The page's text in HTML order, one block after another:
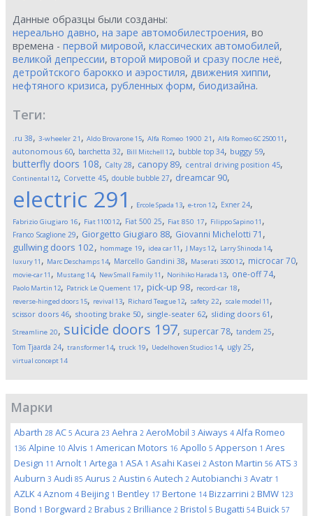
Данные образцы были созданы:
нереально давно, на заре автомобилестроения, во
времена - первой мировой, классических автомобилей,
великой депрессии, второй мировой и сразу после неё,
детройтского барокко и аэростиля, движения хиппи,
нефтяного кризиса, рубленных форм, биодизайна.
Теги:
.ru 38, 3-wheeler 21 , Aldo Brovarone15, Alfa Romeo 1900 21 , Alfa Romeo 6C 250011 ,
autonomous 60, barchetta 32, Bill Mitchell 12, bubble top 34, buggy 59,
butterfly doors 108, Calty 28, canopy 89, central driving position 45,
Continental 12, Corvette 45, double bubble 27, dreamcar 90,
electric 291 , Ercole Spada 13, e-tron 12, Exner 24,
Fabrizio Giugiaro 16, Fiat 110012, Fiat 500 25, Fiat 850 17, Filippo Sapino11 ,
Franco Scaglione 29, Giorgetto Giugiaro 88, Giovanni Michelotti 71 ,
gullwing doors 102, hommage 19, idea car11 , J Mays12, Larry Shinoda 14,
luxury11 , Marc Deschamps14, Marcello Gandini 38, Maserati 350012, microcar70,
movie-car11 , Mustang 14, New Small Family11 , Norihiko Harada 13, one-off74,
Paolo Martin 12, Patrick Le Quement 17, pick-up 98, record-car 18,
reverse-hinged doors15, revival 13, Richard Teague12, safety 22, scale model 11 ,
scissor doors 46, shooting brake 50, single-seater 62, sliding doors 61 ,
Streamline 20, suicide doors 197, supercar78, tandem 25,
Tom Tjaarda 24, transformer14, truck 19, Uedelhoven Studios14, ugly 25,
virtual concept14
Марки
Abarth 28 AC 5 Acura 23 Aehra 2 AeroMobil 3 Aiways 4 Alfa Romeo
136 Alpine 10 Alvis 1 American Motors 16 Apollo 5 Apperson 1 Ares
Design 11 Arnolt 1 Artega 1 ASA 1 Asahi Kasei 2 Aston Martin 56 ATS 3
Auburn 3 Audi 85 Aurus 2 Austin 6 Autech 2 Autobianchi 3 Avatr 1
AZLK 4 Aznom 4 Beijing 1 Bentley 17 Bertone 14 Bizzarrini 2 BMW 123
Bond 1 Borgward 2 Brabus 2 Brilliance 2 Bristol 5 Bugatti 54 Buick 57